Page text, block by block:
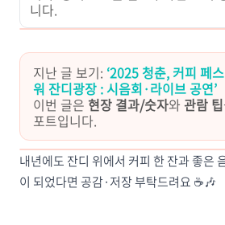
니다.
지난 글 보기: ‘2025 청춘, 커피 페
워 잔디광장 : 시음회·라이브 공연’
이번 글은 현장 결과/숫자와 관람 팁
포트입니다.
내년에도 잔디 위에서 커피 한 잔과 좋은
이 되었다면 공감·저장 부탁드려요 ☕🎶